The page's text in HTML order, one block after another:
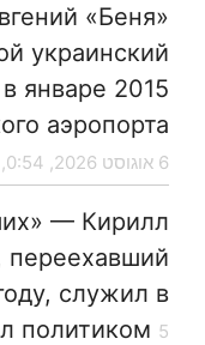
«Беня»
украинский
январе 2015
аэропорта
6 אוגוסט 2026, 0:54,
— Кирилл
служил в
политиком 5